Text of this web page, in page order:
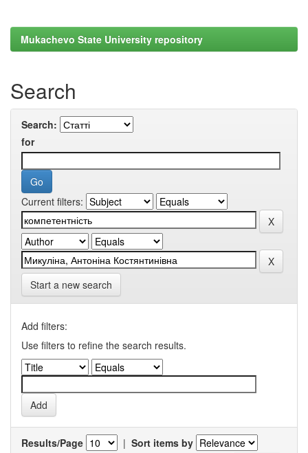
Mukachevo State University repository
Search
Search:
for
Current filters:
Start a new search
Add filters:
Use filters to refine the search results.
Results/Page | Sort items by